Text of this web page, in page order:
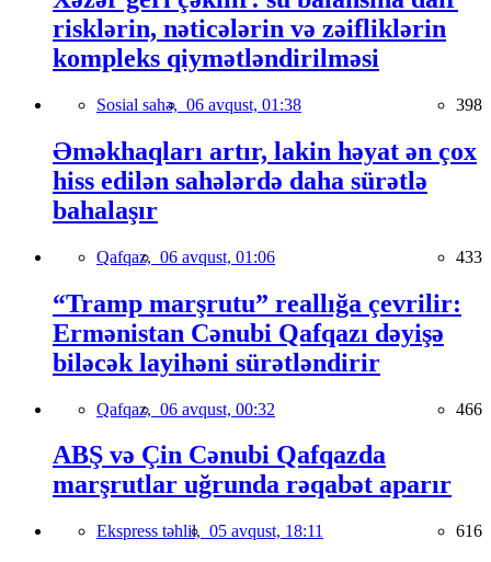
risklərin, nəticələrin və zəifliklərin
kompleks qiymətləndirilməsi
Sosial sahə, 06 avqust, 01:38 398
Əməkhaqları artır, lakin həyat ən çox
hiss edilən sahələrdə daha sürətlə
bahalaşır
Qafqaz, 06 avqust, 01:06 433
“Tramp marşrutu” reallığa çevrilir:
Ermənistan Cənubi Qafqazı dəyişə
biləcək layihəni sürətləndirir
Qafqaz, 06 avqust, 00:32 466
ABŞ və Çin Cənubi Qafqazda
marşrutlar uğrunda rəqabət aparır
Ekspress təhlil, 05 avqust, 18:11 616